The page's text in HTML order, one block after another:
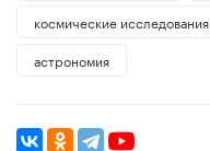
космические исследования
астрономия